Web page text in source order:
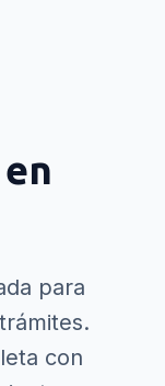
en
para
con